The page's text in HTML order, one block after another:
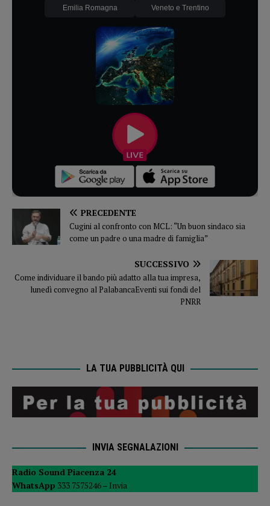
Emilia Romagna Veneto e Trentino
PRECEDENTE
Cugini al confronto con MCL: “Un buon sindaco sia
come un padre o una madre di famiglia”
SUCCESSIVO
Come individuare il bando più adatto alla tua impresa,
lunedì convegno al PalabancaEventi sui fondi del
PNRR
LA TUA PUBBLICITÀ QUI
INVIA SEGNALAZIONI
Radio Sound Piacenza 24
WhatsApp 333 7575246 – Invia